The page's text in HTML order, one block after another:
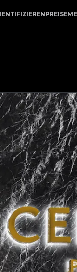
| No.1 Best
PREISE